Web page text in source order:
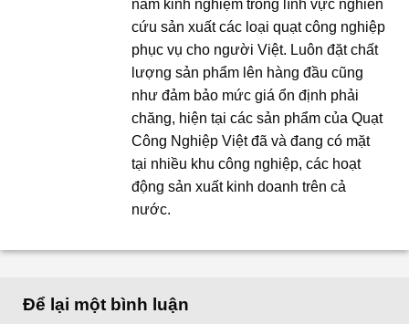
năm kinh nghiệm trong lĩnh vực nghiên
cứu sản xuất các loại quạt công nghiệp
phục vụ cho người Việt. Luôn đặt chất
lượng sản phẩm lên hàng đầu cũng
như đảm bảo mức giá ổn định phải
chăng, hiện tại các sản phẩm của Quạt
Công Nghiệp Việt đã và đang có mặt
tại nhiều khu công nghiệp, các hoạt
động sản xuất kinh doanh trên cả
nước.
Để lại một bình luận